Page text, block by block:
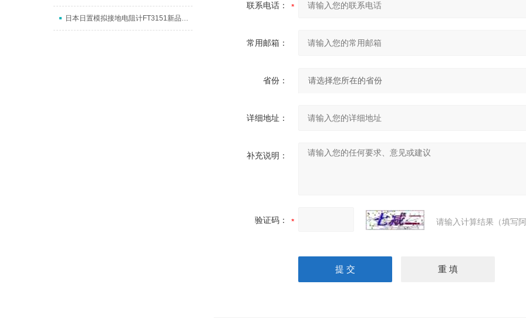
日本日置模拟接地电阻计FT3151新品上市
联系电话：
常用邮箱：
省份：
详细地址：
补充说明：
验证码： 请输入计算结果（填写